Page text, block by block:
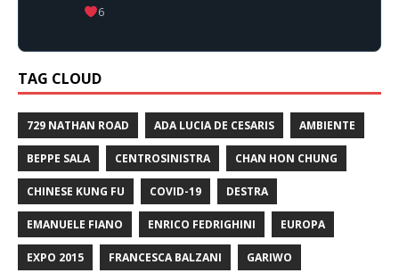
6
TAG CLOUD
729 NATHAN ROAD ADA LUCIA DE CESARIS AMBIENTE
BEPPE SALA CENTROSINISTRA CHAN HON CHUNG
CHINESE KUNG FU COVID-19 DESTRA
EMANUELE FIANO ENRICO FEDRIGHINI EUROPA
EXPO 2015 FRANCESCA BALZANI GARIWO